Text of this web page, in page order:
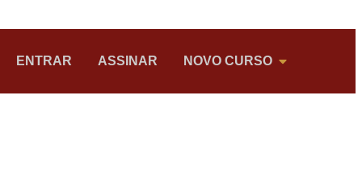
ENTRAR ASSINAR NOVO CURSO